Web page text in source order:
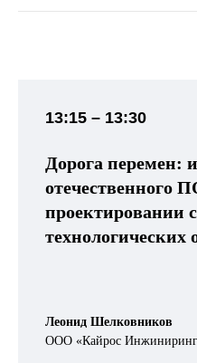
13:15 – 13:30
Дорога перемен:
отечественного
проектировании
технологических
Леонид Шелковников
ООО «Кайрос